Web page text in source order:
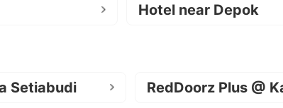
Hotel near Depok
Setiabudi RedDoorz Plus @